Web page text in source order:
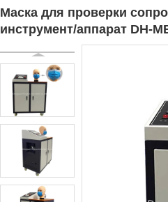
Маска для проверки
инструмент/аппарат DH-